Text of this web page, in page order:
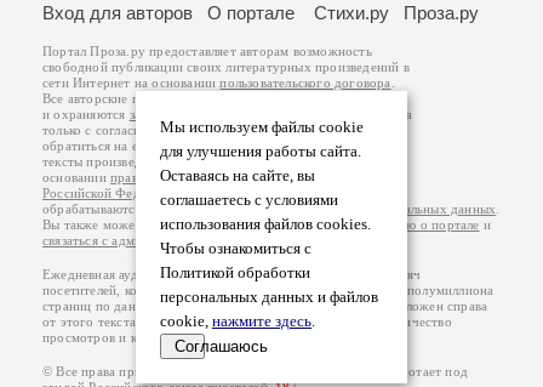
Мы используем файлы cookie
для улучшения работы сайта.
Оставаясь на сайте, вы
соглашаетесь с условиями
использования файлов cookies.
Чтобы ознакомиться с
Политикой обработки
персональных данных и файлов
cookie, нажмите здесь.
Соглашаюсь
Вход для авторов
О портале Стихи.ру Проза.ру
Портал Проза.ру предоставляет авторам возможность
свободной публикации своих литературных произведений в
сети Интернет на основаниипользовательского договора
Все авторские права на произведения принадлежат авторам
и охраняются законом
. Перепечатка произведений возможна
только с согласия его автора, к которому вы можете
обратиться на его авторской странице. Ответственность за
тексты произведений авторы несут самостоятельно на
основанииправил публикацииизаконодательства
Российской Федерации
обрабатываются на основанииПолитики обработки персональных данных
Вы также можете посмотреть более подробнуюинформацию о портале и
связаться с администрацией
Ежедневная аудитория портала Проза.ру – порядка 100 тысяч
посетителей, которые в общей сумме просматривают более полумиллиона
страниц по данным счетчика посещаемости, который расположен справа
от этого текста. В каждой графе указано по две цифры: количество
просмотров и количество посетителей.
© Все права принадлежат авторам, 2000-2026. Портал работает под